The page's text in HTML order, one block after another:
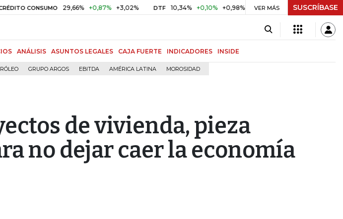
CONSUMO 29,66% +0,87% +3,02% DTF 10,34% +0,10% +0,98% UVR $ 416,86 +$ 0,05 +0,01%
VER MÁS SUSCRÍBASE
ANÁLISIS ASUNTOS LEGALES CAJA FUERTE INDICADORES INSIDE
GRUPO ARGOS EBITDA AMÉRICA LATINA MOROSIDAD
de vivienda, pieza
no dejar caer la economía